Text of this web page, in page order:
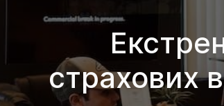
страхових